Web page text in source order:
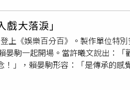
藥物等沉重議題，但《炎上》的畫
全來自田野調查時的真實感受。
即使生活困苦，他們依然保有發
他刻意避免將電影拍成陰鬱沉重的
七菜演出《炎上》是她出道以來最
創作上也大量結合真實田野資料
樣貌；唯有主角夢境與幻想的橋
：「兒子其實比我還懂公益實務的
社會及嚴重獨老及被子女棄養的
及興趣當成最重要的事，「我不
慣，就是希望之後年紀再大一點時
麼養兒防老，我們自己防自己老！
／老人關懷協會）郭子乾、郭德
子進入演藝圈三年漸漸闖出成績
大落淚」
上《娛樂百分百》。製作單位特
駒一起開場。當許曦文說出：「
」，賴晏駒形容：「是傳承的感
提及在新作品中與飾演媽媽的梁